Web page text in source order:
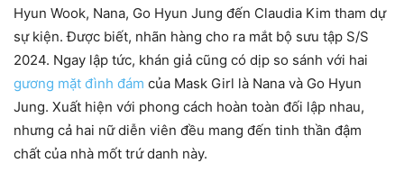
Hyun Wook, Nana, Go Hyun Jung đến Claudia Kim tham dự
sự kiện. Được biết, nhãn hàng cho ra mắt bộ sưu tập S/S
2024. Ngay lập tức, khán giả cũng có dịp so sánh với hai
gương mặt đình đám của Mask Girl là Nana và Go Hyun
Jung. Xuất hiện với phong cách hoàn toàn đối lập nhau,
nhưng cả hai nữ diễn viên đều mang đến tinh thần đậm
chất của nhà mốt trứ danh này.